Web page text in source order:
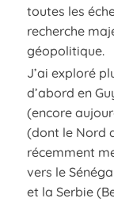
toutes les
recherche
géopolitique.
J’ai exploré
d’abord en
(encore
(dont le Nord
récemment
vers le
et la Serbie